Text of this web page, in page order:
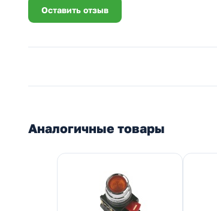
Оставить отзыв
Аналогичные товары